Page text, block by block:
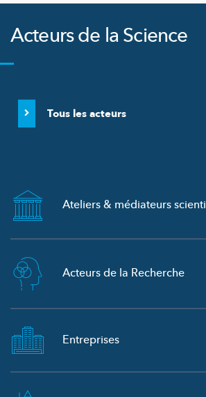
Acteurs de la Science
Tous les acteurs
Ateliers & médiateurs
Acteurs de la Recherche
Entreprises